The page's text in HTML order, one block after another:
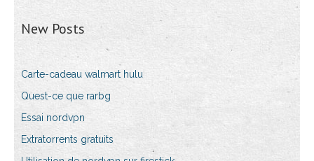
New Posts
Carte-cadeau walmart hulu
Quest-ce que rarbg
Essai nordvpn
Extratorrents gratuits